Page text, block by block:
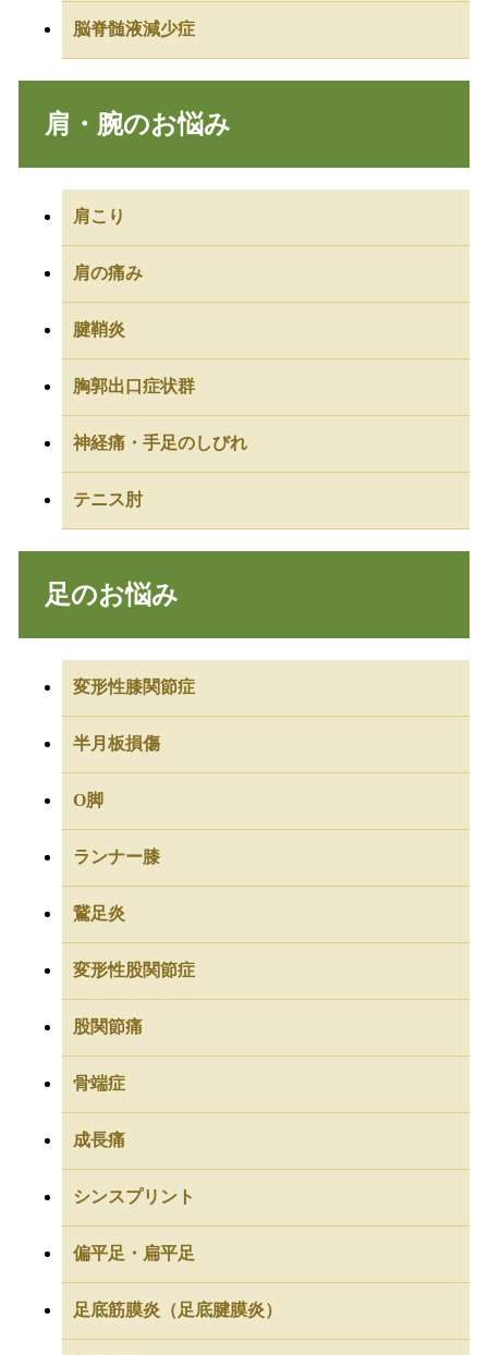
脳脊髄液減少症
肩・腕のお悩み
肩こり
肩の痛み
腱鞘炎
胸郭出口症状群
神経痛・手足のしびれ
テニス肘
足のお悩み
変形性膝関節症
半月板損傷
O脚
ランナー膝
鵞足炎
変形性股関節症
股関節痛
骨端症
成長痛
シンスプリント
偏平足・扁平足
足底筋膜炎（足底腱膜炎）